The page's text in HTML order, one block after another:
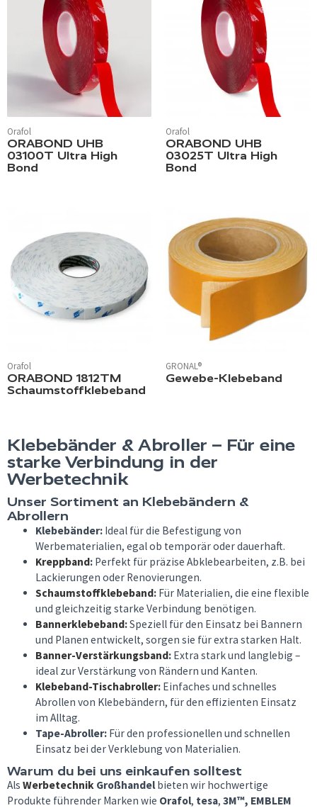
Orafol
ORABOND UHB
03100T Ultra High
Bond
Orafol
ORABOND UHB
03025T Ultra High
Bond
Orafol
ORABOND 1812TM
Schaumstoffklebeband
GRONAL®
Gewebe-Klebeband
Klebebänder & Abroller – Für eine
starke Verbindung in der
Werbetechnik
Unser Sortiment an Klebebändern &
Abrollern
Klebebänder: Ideal für die Befestigung von
Werbematerialien, egal ob temporär oder dauerhaft.
Kreppband: Perfekt für präzise Abklebearbeiten, z.B. bei
Lackierungen oder Renovierungen.
Schaumstoffklebeband: Für Materialien, die eine flexible
und gleichzeitig starke Verbindung benötigen.
Bannerklebeband:Speziell für den Einsatz bei Bannern
und Planen entwickelt, sorgen sie für extra starken Halt.
Banner-Verstärkungsband: Extra stark und langlebig –
ideal zur Verstärkung von Rändern und Kanten.
Klebeband-Tischabroller: Einfaches und schnelles
Abrollen von Klebebändern, für den effizienten Einsatz
im Alltag.
Tape-Abroller: Für den professionellen und schnellen
Einsatz bei der Verklebung von Materialien.
Warum du bei uns einkaufen solltest
Als Werbetechnik Großhandel bieten wir hochwertige
Produkte führender Marken wie Orafol, tesa, 3M™, EMBLEM